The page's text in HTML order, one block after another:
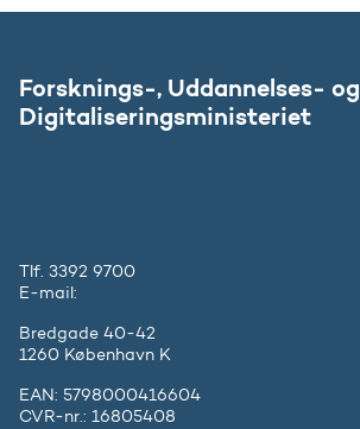
Forsknings-, Uddannelses- og
Digitaliseringsministeriet
Tlf. 3392 9700
E-mail:
Bredgade 40-42
1260 København K
EAN: 5798000416604
CVR-nr.: 16805408